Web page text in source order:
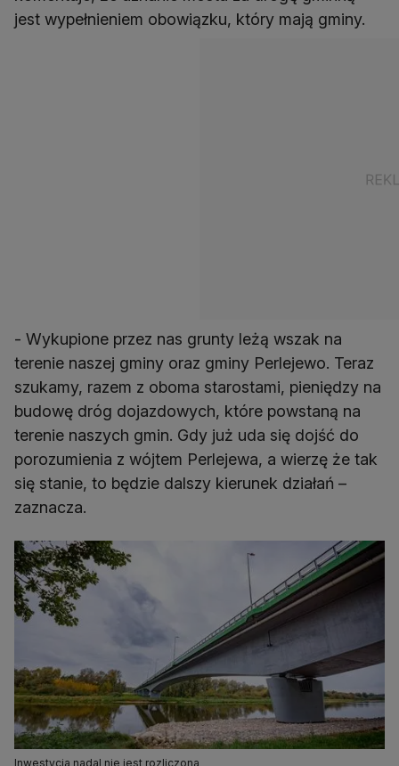
jest wypełnieniem obowiązku, który mają gminy.
- Wykupione przez nas grunty leżą wszak na
terenie naszej gminy oraz gminy Perlejewo. Teraz
szukamy, razem z oboma starostami, pieniędzy na
budowę dróg dojazdowych, które powstaną na
terenie naszych gmin. Gdy już uda się dojść do
porozumienia z wójtem Perlejewa, a wierzę że tak
się stanie, to będzie dalszy kierunek działań –
zaznacza.
Inwestycja nadal nie jest rozliczona